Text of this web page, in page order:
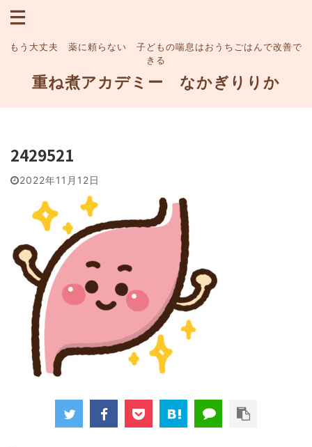
もう大丈夫 薬に頼らない 子どもの喘息はおうちごはんで改善で
きる
重ね煮アカデミー なかぎりりか
2429521
2022年11月12日